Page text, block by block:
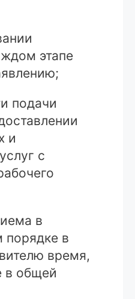
этапе
подачи
и
с
в
порядке в
время,
в общей